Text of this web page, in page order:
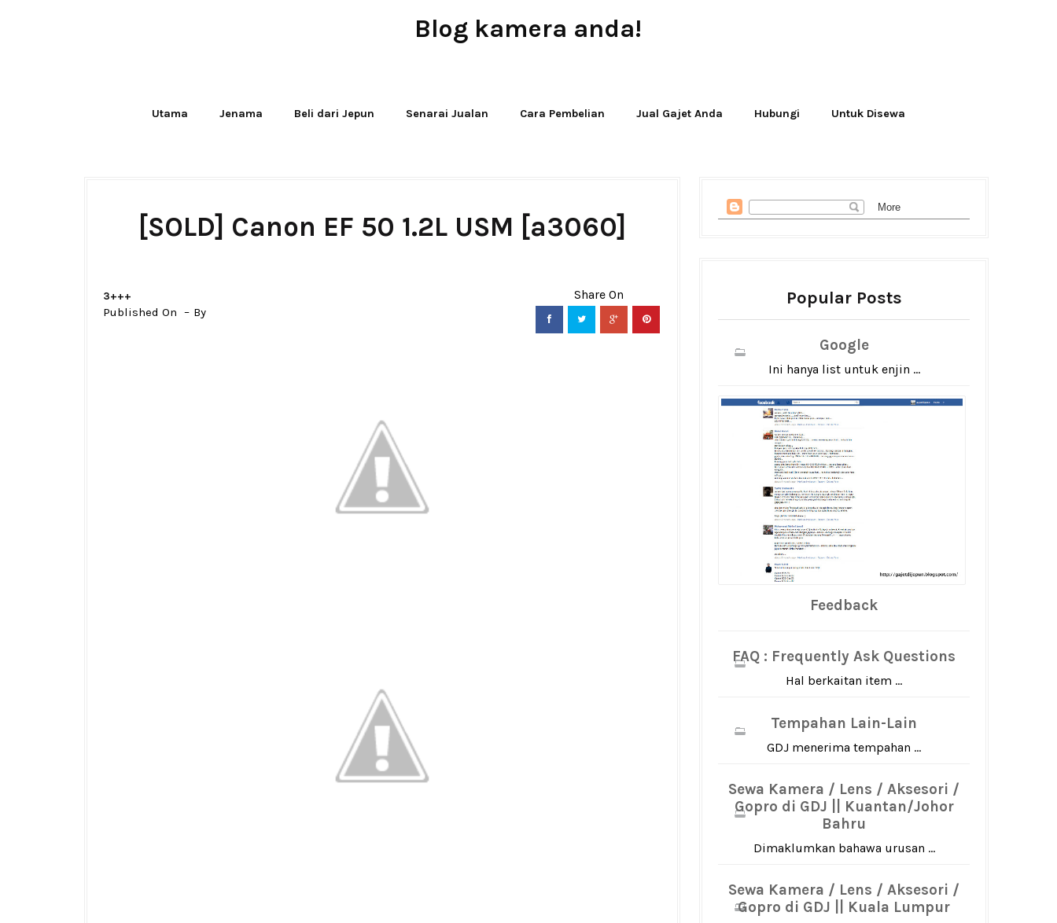
Blog kamera anda!
Utama Jenama Beli dari Jepun Senarai Jualan Cara Pembelian Jual Gajet Anda Hubungi Untuk Disewa
[SOLD] Canon EF 50 1.2L USM [a3060]
3+++
Published On By
Popular Posts
Google
Ini hanya list untuk enjin ...
Feedback
FAQ : Frequently Ask Questions
Hal berkaitan item ...
Tempahan Lain-Lain
GDJ menerima tempahan ...
Sewa Kamera / Lens / Aksesori /
Gopro di GDJ || Kuantan/Johor
Bahru
Dimaklumkan bahawa urusan ...
Sewa Kamera / Lens / Aksesori /
Gopro di GDJ || Kuala Lumpur